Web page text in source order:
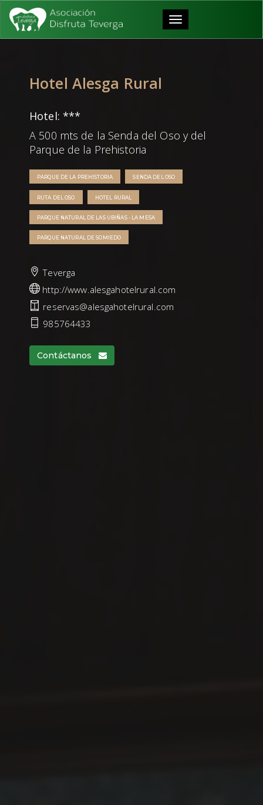
Toggle
Hotel Alesga Rural
Hotel: ***
A 500 mts de la Senda del Oso y del
Parque de la Prehistoria
PARQUE DE LA PREHISTORIA SENDA DEL OSO
RUTA DEL OSO HOTEL RURAL
PARQUE NATURAL DE LAS UBIÑAS - LA MESA
PARQUE NATURAL DE SOMIEDO
Teverga
http://www.alesgahotelrural.com
reservas@alesgahotelrural.com
985764433
Contáctanos